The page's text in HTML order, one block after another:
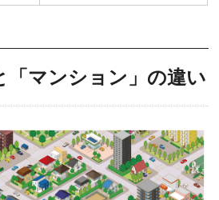
「マンション」の違い